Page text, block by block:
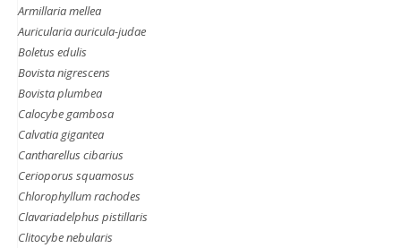
Armillaria mellea
Auricularia auricula-judae
Boletus edulis
Bovista nigrescens
Bovista plumbea
Calocybe gambosa
Calvatia gigantea
Cantharellus cibarius
Cerioporus squamosus
Chlorophyllum rachodes
Clavariadelphus pistillaris
Clitocybe nebularis